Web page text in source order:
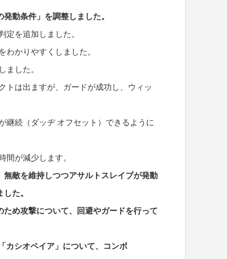
動条件」を調整しました。
定を追加しました。
わかりやすくしました。
ました。
トは出ますが、ガードが成功し、ウィッ
継続（ダッヂ オフセット）できるように
間が減少します。
敵を維持しつつアサルトスレイブが発動
た。
め攻撃について、回避やガードを行って
カシオペイア」について、コンボ